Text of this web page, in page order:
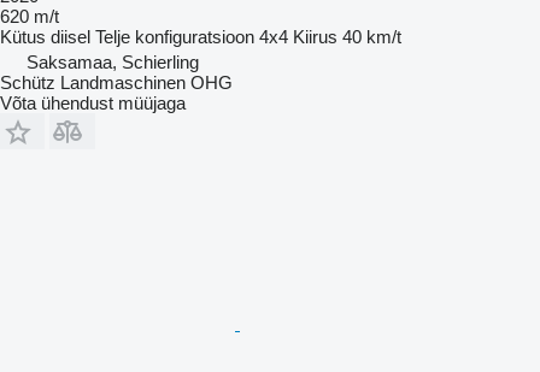
620 m/t
Kütus diisel Telje konfiguratsioon 4x4 Kiirus 40 km/t
Saksamaa, Schierling
Schütz Landmaschinen OHG
Võta ühendust müüjaga